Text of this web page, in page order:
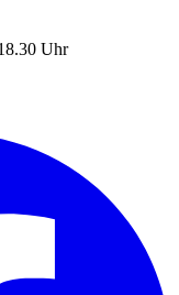
Uhr